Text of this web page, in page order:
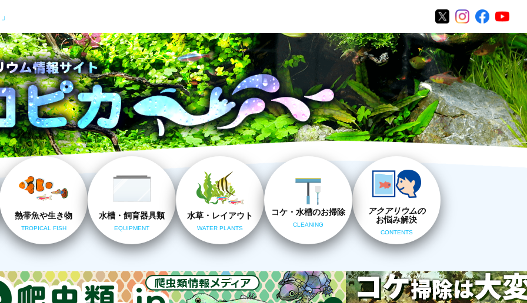
熱帯魚や生き物
TROPICAL FISH
水槽・飼育器具類
EQUIPMENT
水草・レイアウト
WATER PLANTS
コケ・水槽のお掃除
CLEANING
アクアリウムの
お悩み解決
CONTENTS